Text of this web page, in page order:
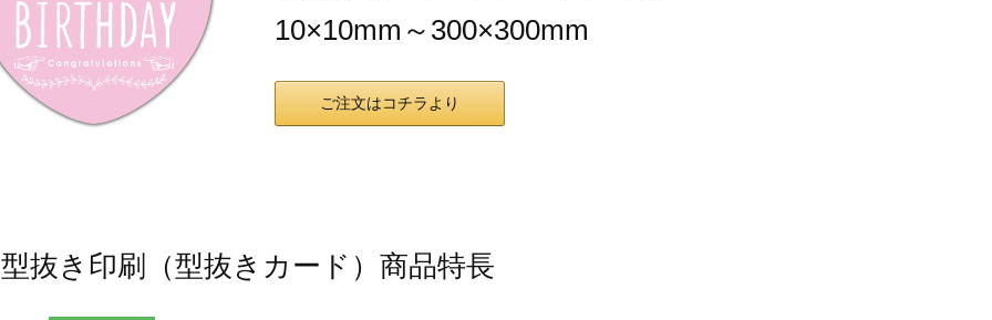
10×10mm～300×300mm
ご注文はコチラより
型抜き印刷（型抜きカード） 商品特長